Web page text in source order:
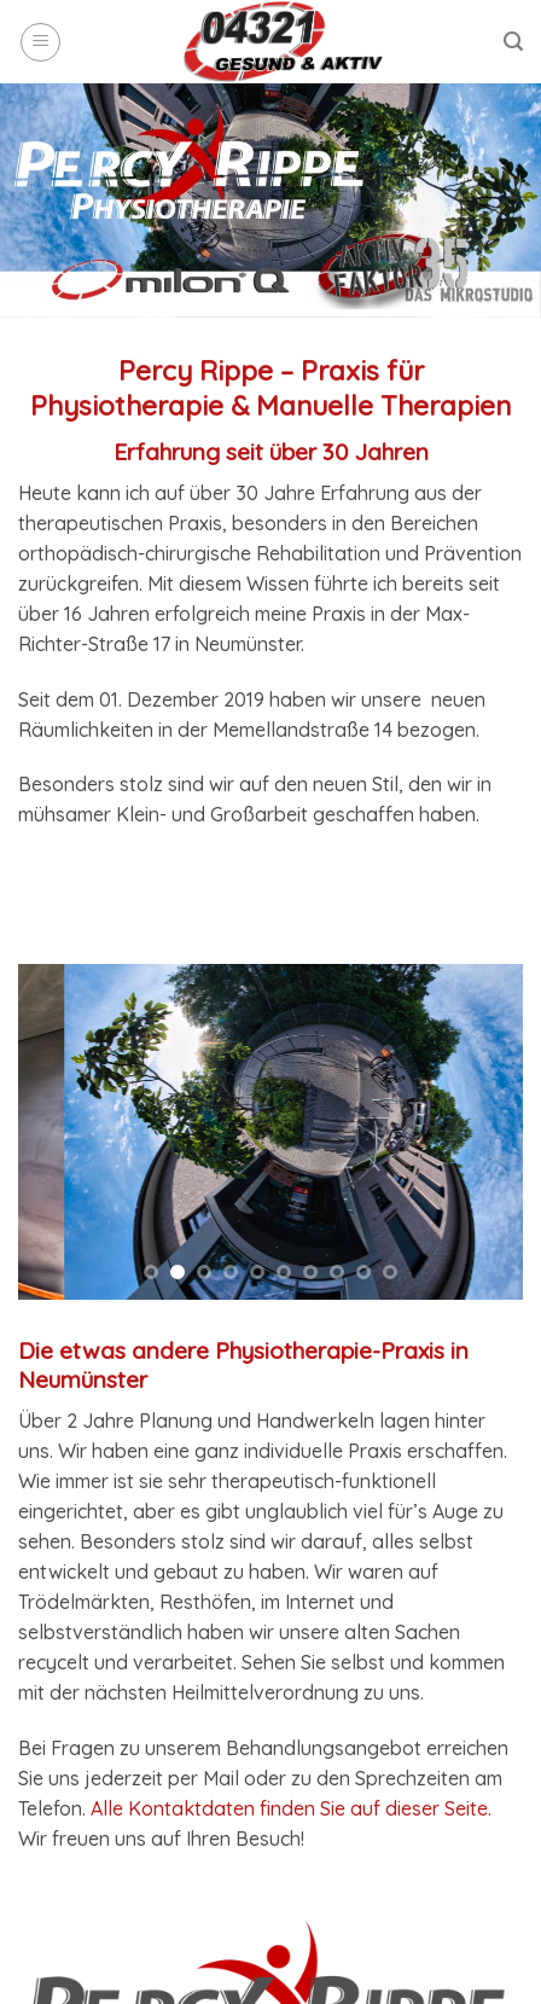
Percy Rippe – Praxis für
Physiotherapie & Manuelle Therapien
Erfahrung seit über 30 Jahren
Heute kann ich auf über 30 Jahre Erfahrung aus der
therapeutischen Praxis, besonders in den Bereichen
orthopädisch-chirurgische Rehabilitation und Prävention
zurückgreifen. Mit diesem Wissen führte ich bereits seit
über 16 Jahren erfolgreich meine Praxis in der Max-
Richter-Straße 17 in Neumünster.
Seit dem 01. Dezember 2019 haben wir unsere neuen
Räumlichkeiten in der Memellandstraße 14 bezogen.
Besonders stolz sind wir auf den neuen Stil, den wir in
mühsamer Klein- und Großarbeit geschaffen haben.
Die etwas andere Physiotherapie-Praxis in
Neumünster
Über 2 Jahre Planung und Handwerkeln lagen hinter
uns. Wir haben eine ganz individuelle Praxis erschaffen.
Wie immer ist sie sehr therapeutisch-funktionell
eingerichtet, aber es gibt unglaublich viel für’s Auge zu
sehen. Besonders stolz sind wir darauf, alles selbst
entwickelt und gebaut zu haben. Wir waren auf
Trödelmärkten, Resthöfen, im Internet und
selbstverständlich haben wir unsere alten Sachen
recycelt und verarbeitet. Sehen Sie selbst und kommen
mit der nächsten Heilmittelverordnung zu uns.
Bei Fragen zu unserem Behandlungsangebot erreichen
Sie uns jederzeit per Mail oder zu den Sprechzeiten am
Telefon. Alle Kontaktdaten finden Sie auf dieser Seite.
Wir freuen uns auf Ihren Besuch!